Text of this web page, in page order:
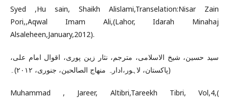
Syed ,Hu sain, Shaikh Alislami,Transelation:Nisar Zain
Pori,,Aqwal Imam Ali,(Lahor, Idarah Minahaj
Alsaleheen,January,2012).
سید حسین، شیخ الاسلامی، مترجم، نثار زین پوری، اقوال امام علی،
(پاکستان، لاہور،ادارہ منھاج الصالحین، جنوری، ۲۰۱۲)۔
Muhammad , Jareer, Altibri,Tareekh Tibri, Vol,4,(